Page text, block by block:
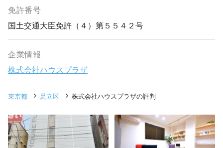
免許番号
国土交通大臣免許（４）第５５４２号
企業情報
株式会社ハウスプラザ
東京都 足立区 株式会社ハウスプラザの評判